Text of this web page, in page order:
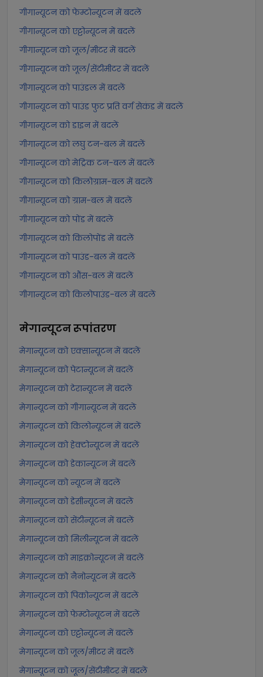
गीगान्यूटन को फेम्टोन्यूटन में बदलें
गीगान्यूटन को एट्टोन्यूटन में बदलें
गीगान्यूटन को जूल/मीटर में बदलें
गीगान्यूटन को जूल/सेंटीमीटर में बदलें
गीगान्यूटन को पाउंडल में बदलें
गीगान्यूटन को पाउंड फुट प्रति वर्ग सेकंड में बदलें
गीगान्यूटन को डाइन में बदलें
गीगान्यूटन को लघु टन-बल में बदलें
गीगान्यूटन को मेट्रिक टन-बल में बदलें
गीगान्यूटन को किलोग्राम-बल में बदलें
गीगान्यूटन को ग्राम-बल में बदलें
गीगान्यूटन को पोंड में बदलें
गीगान्यूटन को किलोपोंड में बदलें
गीगान्यूटन को पाउंड-बल में बदलें
गीगान्यूटन को औंस-बल में बदलें
गीगान्यूटन को किलोपाउंड-बल में बदलें
मेगान्यूटनरूपांतरण
मेगान्यूटन को एक्सान्यूटन में बदलें
मेगान्यूटन को पेटान्यूटन में बदलें
मेगान्यूटन को टेरान्यूटन में बदलें
मेगान्यूटन को गीगान्यूटन में बदलें
मेगान्यूटन को किलोन्यूटन में बदलें
मेगान्यूटन को हेक्टोन्यूटन में बदलें
मेगान्यूटन को डेकान्यूटन में बदलें
मेगान्यूटन को न्यूटन में बदलें
मेगान्यूटन को डेसीन्यूटन में बदलें
मेगान्यूटन को सेंटीन्यूटन में बदलें
मेगान्यूटन को मिलीन्यूटन में बदलें
मेगान्यूटन को माइक्रोन्यूटन में बदलें
मेगान्यूटन को नैनोन्यूटन में बदलें
मेगान्यूटन को पिकोन्यूटन में बदलें
मेगान्यूटन को फेम्टोन्यूटन में बदलें
मेगान्यूटन को एट्टोन्यूटन में बदलें
मेगान्यूटन को जूल/मीटर में बदलें
मेगान्यूटन को जूल/सेंटीमीटर में बदलें